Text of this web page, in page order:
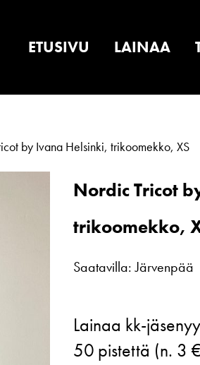
ETUSIVU LAINAA
by Ivana Helsinki, trikoomekko, XS
Nordic Tricot
trikoomekko,
Saatavilla: Järvenpää
Tricot
by
Lainaa kk-
50 pistettä (n. 3